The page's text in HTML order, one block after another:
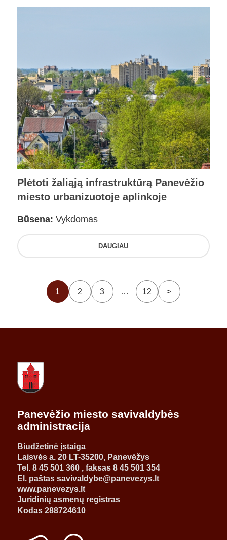
Plėtoti žaliąją infrastruktūrą Panevėžio
miesto urbanizuotoje aplinkoje
Būsena: Vykdomas
DAUGIAU
1 2 3 … 12 >
Panevėžio miesto savivaldybės
administracija
Biudžetinė įstaiga
Laisvės a. 20 LT-35200, Panevėžys
Tel. 8 45 501 360 , faksas 8 45 501 354
El. paštas savivaldybe@panevezys.lt
www.panevezys.lt
Juridinių asmenų registras
Kodas 288724610